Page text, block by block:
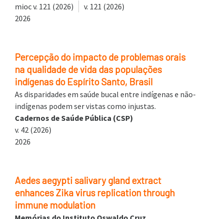
mioc v. 121 (2026)
v. 121 (2026)
2026
Percepção do impacto de problemas orais
na qualidade de vida das populações
indígenas do Espírito Santo, Brasil
As disparidades em saúde bucal entre indígenas e não-
indígenas podem ser vistas como injustas.
Cadernos de Saúde Pública (CSP)
v. 42 (2026)
2026
Aedes aegypti salivary gland extract
enhances Zika virus replication through
immune modulation